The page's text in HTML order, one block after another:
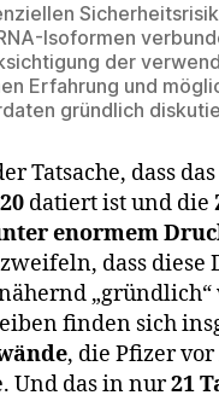
Isoformen
der
Erfahrung und
gründlich
Tatsache, dass das
datiert ist und die
enormem
dass diese
finden sich
, die Pfizer
Und das in nur21